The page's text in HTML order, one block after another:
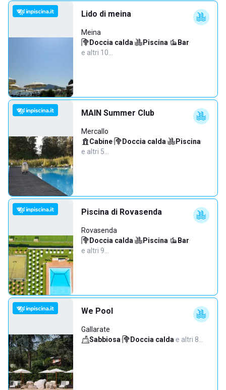
Lido di meina
Meina
Doccia calda· Piscina· Bar·
e altri 10…
MAIN Summer Club
Mercallo
Cabine· Doccia calda· Piscina·
e altri 5…
Piscina di Rovasenda
Rovasenda
Doccia calda· Piscina· Bar·
e altri 9…
We Pool
Gallarate
Sabbiosa· Doccia calda·e altri 8…